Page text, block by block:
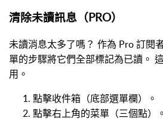
清除未讀訊息（PRO）
未讀消息太多了嗎？ 作為 Pro 訂閱
單的步驟將它們全部標記為已讀。
用。
點擊收件箱（底部選單欄）。
點擊右上角的菜單（三個點）。